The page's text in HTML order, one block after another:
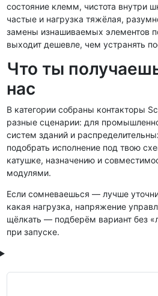
состояние клемм, чистота внутри
частые и нагрузка тяжёлая,
замены изнашиваемых элементов
выходит дешевле, чем устранять
Что ты
нас
В категории собраны контакторы
разные сценарии: для
систем зданий и
подобрать исполнение под твою
катушке, назначению и
модулями.
Если сомневаешься — лучше
какая нагрузка, напряжение
щёлкать — подберём вариант без
при запуске.